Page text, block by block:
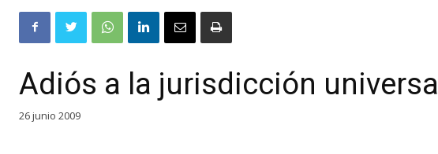
Adiós a la jurisdicción universal
26 junio 2009